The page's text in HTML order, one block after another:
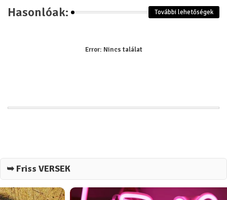
Hasonlóak: További lehetőségek
Error: Nincs találat
➥ Friss VERSEK